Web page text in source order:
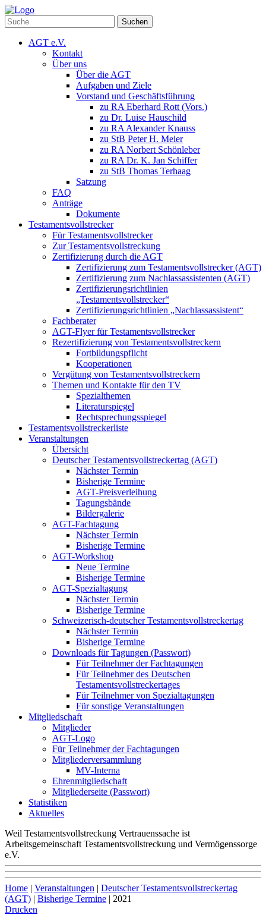
Suchen
AGT e.V.
Kontakt
Über uns
Über die AGT
Aufgaben und Ziele
Vorstand und Geschäftsführung
zu RA Eberhard Rott (Vors.)
zu Dr. Luise Hauschild
zu RA Alexander Knauss
zu StB Peter H. Meier
zu RA Norbert Schönleber
zu RA Dr. K. Jan Schiffer
zu StB Thomas Terhaag
Satzung
FAQ
Anträge
Dokumente
Testamentsvollstrecker
Für Testamentsvollstrecker
Zur Testamentsvollstreckung
Zertifizierung durch die AGT
Zertifizierung zum Testamentsvollstrecker (AGT)
Zertifizierung zum Nachlassassistenten (AGT)
Zertifizierungsrichtlinien
„Testamentsvollstrecker“
Zertifizierungsrichtlinien „Nachlassassistent“
Fachberater
AGT-Flyer für Testamentsvollstrecker
Rezertifizierung von Testamentsvollstreckern
Fortbildungspflicht
Kooperationen
Vergütung von Testamentsvollstreckern
Themen und Kontakte für den TV
Spezialthemen
Literaturspiegel
Rechtsprechungsspiegel
Testamentsvollstreckerliste
Veranstaltungen
Übersicht
Deutscher Testamentsvollstreckertag (AGT)
Nächster Termin
Bisherige Termine
AGT-Preisverleihung
Tagungsbände
Bildergalerie
AGT-Fachtagung
Nächster Termin
Bisherige Termine
AGT-Workshop
Neue Termine
Bisherige Termine
AGT-Spezialtagung
Nächster Termin
Bisherige Termine
Schweizerisch-deutscher Testamentsvollstreckertag
Nächster Termin
Bisherige Termine
Downloads für Tagungen (Passwort)
Für Teilnehmer der Fachtagungen
Für Teilnehmer des Deutschen
Testamentsvollstreckertages
Für Teilnehmer von Spezialtagungen
Für sonstige Veranstaltungen
Mitgliedschaft
Mitglieder
AGT-Logo
Für Teilnehmer der Fachtagungen
Mitgliederversammlung
MV-Interna
Ehrenmitgliedschaft
Mitgliederseite (Passwort)
Statistiken
Aktuelles
Weil Testamentsvollstreckung Vertrauenssache ist
Arbeitsgemeinschaft Testamentsvollstreckung und Vermögenssorge
e.V.
Home | Veranstaltungen | Deutscher Testamentsvollstreckertag
(AGT) | Bisherige Termine | 2021
Drucken